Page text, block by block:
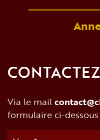
Via le mail
formulaire ci-dessous